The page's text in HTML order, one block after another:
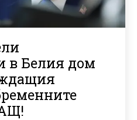
в Белия дом